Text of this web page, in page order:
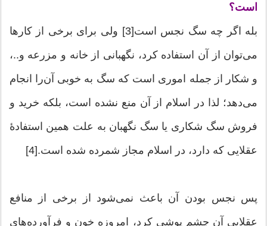
است؟
بله اگر چه سگ نجس است[3] ولی برای برخی از کارها
می‌توان از آن استفاده کرد، نگهبانی از خانه و مزرعه و..،
و شکار از جمله اموری است که سگ به خوبی آن‌را انجام
می‌دهد؛ لذا در اسلام از آن منع نشده است، بلکه خرید و
فروش سگ شکاری یا سگ نگهبان به علت همین استفادۀ
عقلایی که دارد، در اسلام مجاز شمرده شده است.[4]
پس نجس بودن آن باعث نمی‌شود از برخی از منافع
عقلایی آن چشم پوشی کرد، امروزه خون و فرآورده‌های